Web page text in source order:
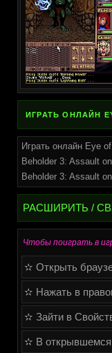
ИГРАТЬ ОНЛАЙН
Играть онлайн Eye
Beholder 3: Assault
Beholder 3: Assault
РАСШИРИТЬ /
Чтобы поиграть в
✫ Открыть
✫ Нажать в
✫ Зайти в
✫ В открывшемся